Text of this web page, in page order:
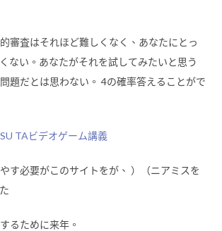
審査はそれほど難しくなく、あなたにとっ
ない。あなたがそれを試してみたいと思う
題だとは思わない。 4の確率答えることがで
TAビデオゲーム講義
す必要がこのサイトをが、 ）（ニアミスを
るために来年。